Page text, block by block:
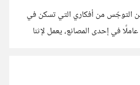
أفكاره المقيتة (وصف استخدمه نفسه). من خلال ١٠ أسطر عشتُ حالةً دقيقة من التوجّس من أفكاري التي تسكن في
في إحدى المصانع، يعمل لإثنا